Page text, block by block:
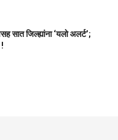
सात जिल्ह्यांना ‘यलो अलर्ट’;
!